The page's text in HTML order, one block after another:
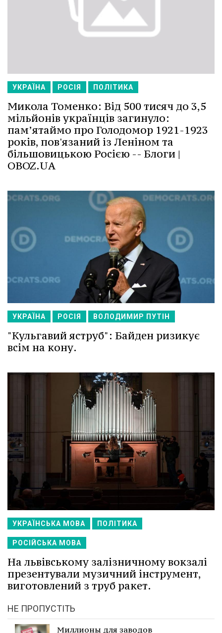
УКРАЇНА РОСІЯ ПОЛІТИКА
Микола Томенко: Від 500 тисяч до 3,5
мільйонів українців загинуло:
пам’ятаймо про Голодомор 1921-1923
років, пов'язаний із Леніном та
більшовицькою Росією -- Блоги |
OBOZ.UA
УКРАЇНА РОСІЯ ВОЛОДИМИР ПУТІН
"Кульгавий яструб": Байден ризикує
всім на кону.
УКРАЇНСЬКА МОВА ПОЛІТИКА
РОСІЙСЬКА МОВА
На львівському залізничному вокзалі
презентували музичний інструмент,
виготовлений з труб ракет.
НЕ ПРОПУСТІТЬ
Миллионы для заводов